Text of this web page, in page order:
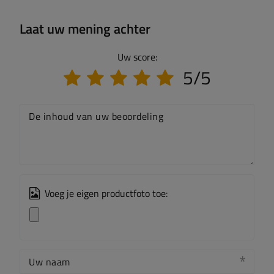
Laat uw mening achter
Uw score:
5/5
De inhoud van uw beoordeling
Voeg je eigen productfoto toe:
Uw naam